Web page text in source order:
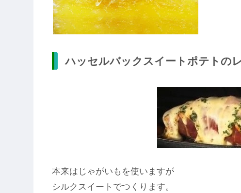
ハッセルバックスイートポテトの
本来はじゃがいもを使いますが
シルクスイートでつくります。